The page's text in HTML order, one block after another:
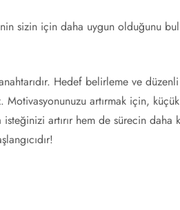
sizin için daha uygun olduğunu
Hedef belirleme ve
artırmak için,
artırır hem de sürecin daha